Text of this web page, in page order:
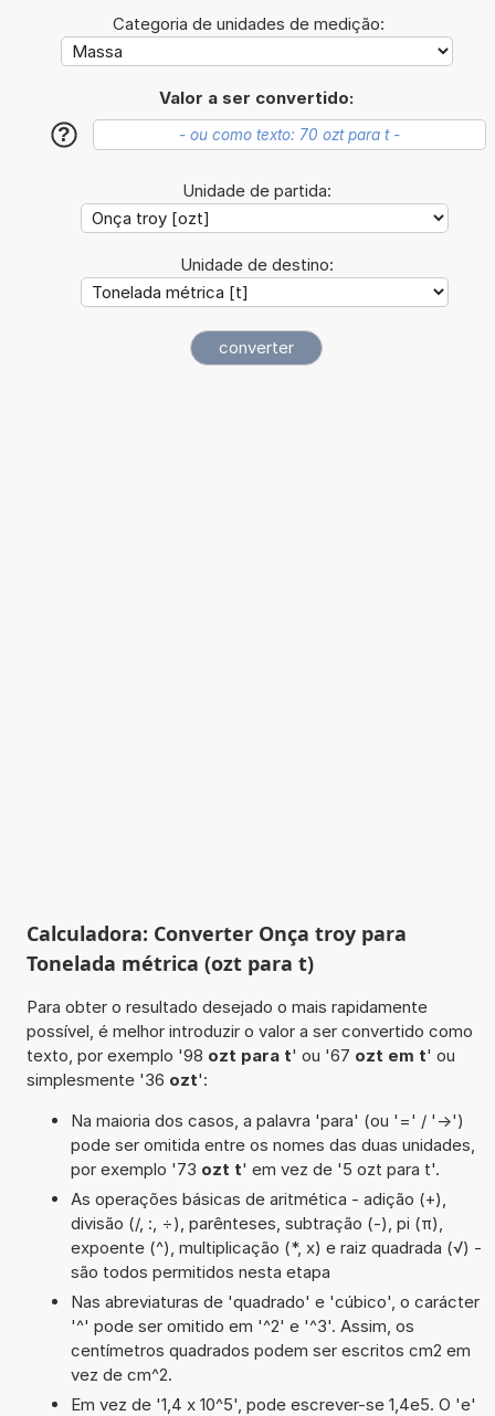
Categoria de unidades de medição:
Valor a ser convertido:
?
Unidade de partida:
Unidade de destino:
Calculadora: Converter Onça troy para
Tonelada métrica (ozt para t)
Para obter o resultado desejado o mais rapidamente
possível, é melhor introduzir o valor a ser convertido como
texto, por exemplo '98 ozt para t' ou '67 ozt em t' ou
simplesmente '36 ozt':
Na maioria dos casos, a palavra 'para' (ou '=' / '->')
pode ser omitida entre os nomes das duas unidades,
por exemplo '73 ozt t' em vez de '5 ozt para t'.
As operações básicas de aritmética - adição (+),
divisão (/, :, ÷), parênteses, subtração (-), pi (π),
expoente (^), multiplicação (*, x) e raiz quadrada (√) -
são todos permitidos nesta etapa
Nas abreviaturas de 'quadrado' e 'cúbico', o carácter
'^' pode ser omitido em '^2' e '^3'. Assim, os
centímetros quadrados podem ser escritos cm2 em
vez de cm^2.
Em vez de '1,4 x 10^5', pode escrever-se 1,4e5. O 'e'